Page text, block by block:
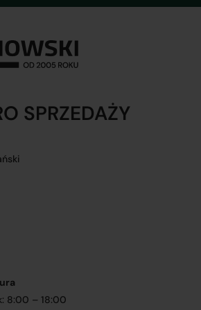
SPRZEDAŻY
8:00 – 18:00